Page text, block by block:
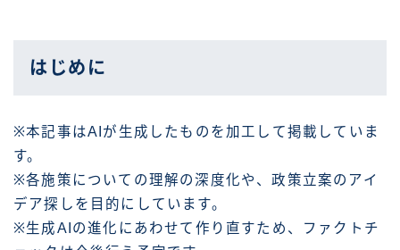
はじめに
※本記事はAIが生成したものを加工して掲載していま
す。
※各施策についての理解の深度化や、政策立案のアイ
デア探しを目的にしています。
※生成AIの進化にあわせて作り直すため、ファクトチ